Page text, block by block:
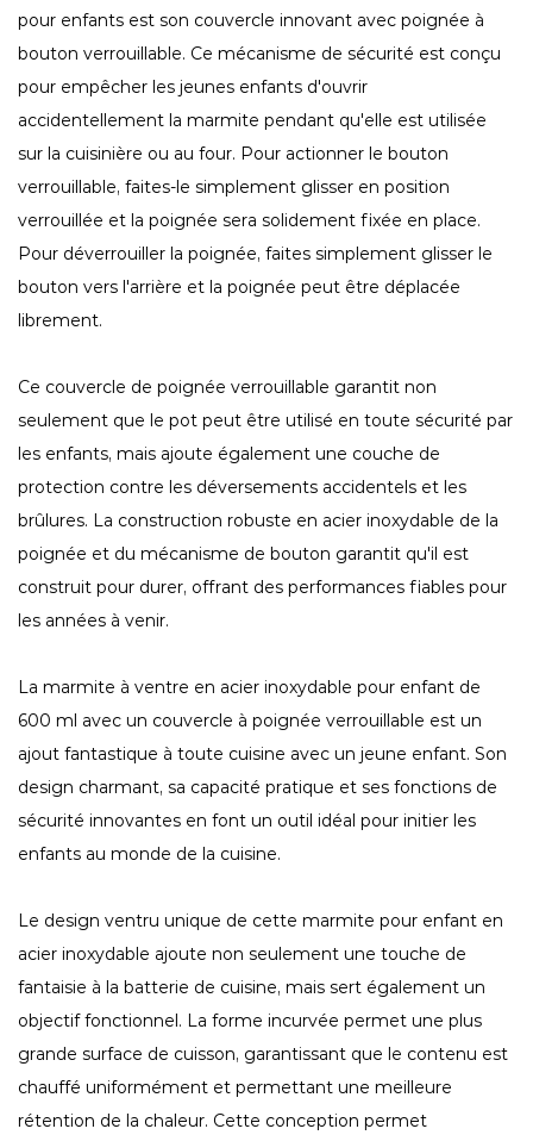
pour enfants est son couvercle innovant avec poignée à
bouton verrouillable. Ce mécanisme de sécurité est conçu
pour empêcher les jeunes enfants d'ouvrir
accidentellement la marmite pendant qu'elle est utilisée
sur la cuisinière ou au four. Pour actionner le bouton
verrouillable, faites-le simplement glisser en position
verrouillée et la poignée sera solidement fixée en place.
Pour déverrouiller la poignée, faites simplement glisser le
bouton vers l'arrière et la poignée peut être déplacée
librement.
Ce couvercle de poignée verrouillable garantit non
seulement que le pot peut être utilisé en toute sécurité par
les enfants, mais ajoute également une couche de
protection contre les déversements accidentels et les
brûlures. La construction robuste en acier inoxydable de la
poignée et du mécanisme de bouton garantit qu'il est
construit pour durer, offrant des performances fiables pour
les années à venir.
La marmite à ventre en acier inoxydable pour enfant de
600 ml avec un couvercle à poignée verrouillable est un
ajout fantastique à toute cuisine avec un jeune enfant. Son
design charmant, sa capacité pratique et ses fonctions de
sécurité innovantes en font un outil idéal pour initier les
enfants au monde de la cuisine.
Le design ventru unique de cette marmite pour enfant en
acier inoxydable ajoute non seulement une touche de
fantaisie à la batterie de cuisine, mais sert également un
objectif fonctionnel. La forme incurvée permet une plus
grande surface de cuisson, garantissant que le contenu est
chauffé uniformément et permettant une meilleure
rétention de la chaleur. Cette conception permet